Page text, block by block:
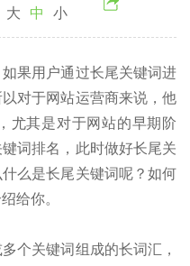
大 中 小
果用户通过长尾关键词进
对于网站运营商来说，他
尤其是对于网站的早期阶
词排名，此时做好长尾关
么是长尾关键词呢？如何
给你。
关键词组成的长词汇，